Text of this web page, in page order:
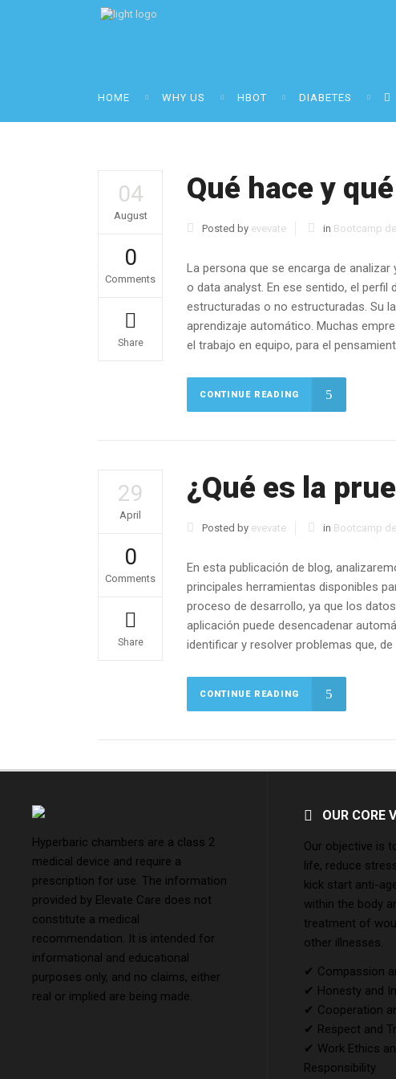
HOME WHY US HBOT DIABETES
04
August
0
Comments
Share
Qué hace y
Posted by evevate in Bootcamp
La persona que se encarga de
o data analyst. En ese sentido, el
estructuradas o no estructuradas. Su
aprendizaje automático. Muchas
el trabajo en equipo, para el
CONTINUE READING
29
April
0
Comments
Share
¿Qué es la
Posted by evevate in Bootcamp
En esta publicación de blog,
principales herramientas disponibles
proceso de desarrollo, ya que los
aplicación puede desencadenar
identificar y resolver problemas que,
CONTINUE READING
Hyperbaric chambers are a class 2
medical device and require a
prescription for use. The information
provided by Elevate Care does not
constitute a medical
recommendation. It is intended for
informational and educational
purposes only, and no claims, either
real or implied are being made.
OUR CORE
Our objective is
life, reduce
kick start anti-
within the body
treatment of
other illnesses.
✔ Compassion
✔ Honesty and
✔ Cooperation
✔ Respect and
✔ Work Ethics
Responsibility